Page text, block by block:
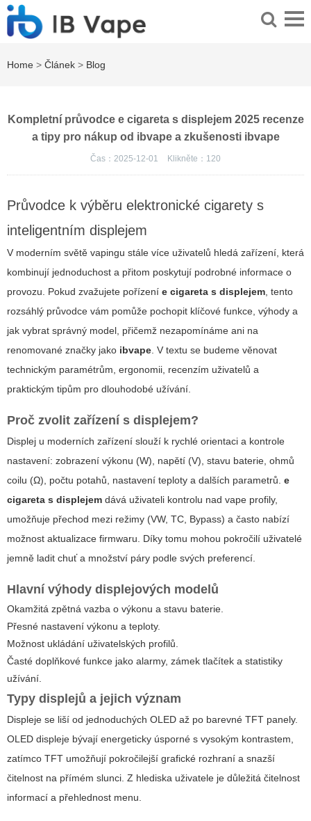
Home > Článek > Blog
Kompletní průvodce e cigareta s displejem 2025 recenze
a tipy pro nákup od ibvape a zkušenosti ibvape
Čas：2025-12-01 Klikněte： 120
Průvodce k výběru elektronické cigarety s
inteligentním displejem
V moderním světě vapingu stále více uživatelů hledá zařízení, která
kombinují jednoduchost a přitom poskytují podrobné informace o
provozu. Pokud zvažujete pořízení e cigareta s displejem, tento
rozsáhlý průvodce vám pomůže pochopit klíčové funkce, výhody a
jak vybrat správný model, přičemž nezapomínáme ani na
renomované značky jako ibvape. V textu se budeme věnovat
technickým paramétrům, ergonomii, recenzím uživatelů a
praktickým tipům pro dlouhodobé užívání.
Proč zvolit zařízení s displejem?
Displej u moderních zařízení slouží k rychlé orientaci a kontrole
nastavení: zobrazení výkonu (W), napětí (V), stavu baterie, ohmů
coilu (Ω), počtu potahů, nastavení teploty a dalších parametrů. e
cigareta s displejem dává uživateli kontrolu nad vape profily,
umožňuje přechod mezi režimy (VW, TC, Bypass) a často nabízí
možnost aktualizace firmwaru. Díky tomu mohou pokročilí uživatelé
jemně ladit chuť a množství páry podle svých preferencí.
Hlavní výhody displejových modelů
Okamžitá zpětná vazba o výkonu a stavu baterie.
Přesné nastavení výkonu a teploty.
Možnost ukládání uživatelských profilů.
Časté doplňkové funkce jako alarmy, zámek tlačítek a statistiky
užívání.
Typy displejů a jejich význam
Displeje se liší od jednoduchých OLED až po barevné TFT panely.
OLED displeje bývají energeticky úsporné s vysokým kontrastem,
zatímco TFT umožňují pokročilejší grafické rozhraní a snazší
čitelnost na přímém slunci. Z hlediska uživatele je důležitá čitelnost
informací a přehlednost menu.